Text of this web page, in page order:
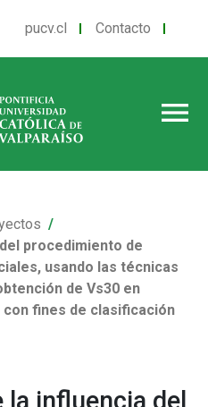
pucv.cl Contacto
menu
procedimiento de
usando las técnicas
de Vs30 en
fines de clasificación
la influencia del